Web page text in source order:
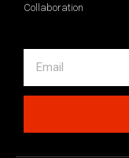
Collaboration